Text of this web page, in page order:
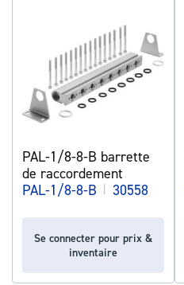
PAL-1/8-8-B barrette
de raccordement
PAL-1/8-8-B | 30558
Se connecter pour prix &
inventaire